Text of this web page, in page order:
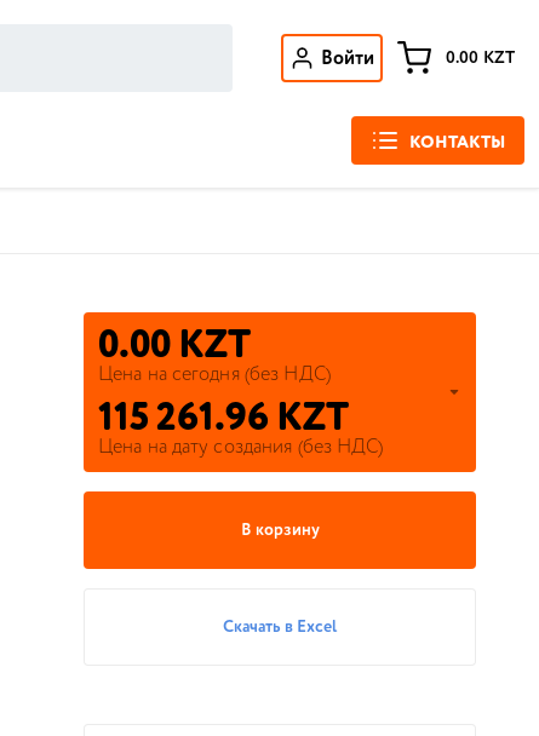
Войти 0.00 KZT
КОНТАКТЫ
0.00 KZT
Цена на сегодня (без НДС)
115 261.96 KZT
Цена на дату создания (без НДС)
В корзину
Скачать в Excel